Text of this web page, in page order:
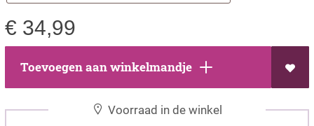
€ 34,99
Toevoegen aan winkelmandje
Voorraad in de winkel